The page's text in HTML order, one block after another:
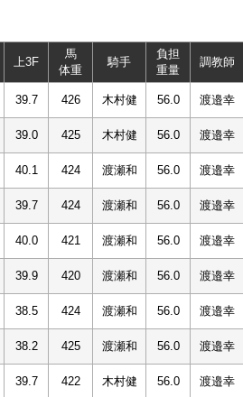
上3F
馬
体重
騎手
負担
重量
調教師
39.7 426 木村健 56.0 渡邉幸
39.0 425 木村健 56.0 渡邉幸
40.1 424 渡瀬和 56.0 渡邉幸
39.7 424 渡瀬和 56.0 渡邉幸
40.0 421 渡瀬和 56.0 渡邉幸
39.9 420 渡瀬和 56.0 渡邉幸
38.5 424 渡瀬和 56.0 渡邉幸
38.2 425 渡瀬和 56.0 渡邉幸
39.7 422 木村健 56.0 渡邉幸